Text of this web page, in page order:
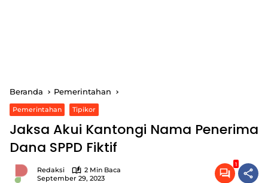
Beranda Pemerintahan
Pemerintahan Tipikor
Jaksa Akui Kantongi Nama Penerima
Dana SPPD Fiktif
Redaksi
2 Min Baca
September 29, 2023
1